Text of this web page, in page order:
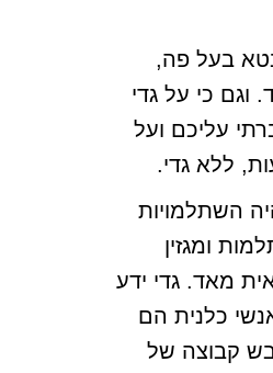
בעל פה,
כי על גדי
עליכם ועל
ללא גדי.
השתלמויות
ומגזין
מאד. גדי ידע
כלנית הם
קבוצה של